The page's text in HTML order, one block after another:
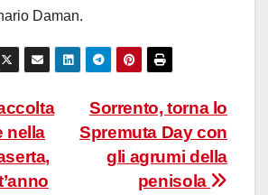
Daman.
Sorrento, torna lo
Spremuta Day con
gli agrumi della
penisola
nella